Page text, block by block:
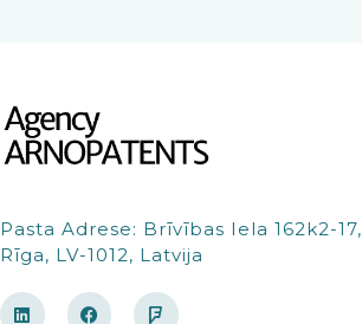
Pasta Adrese: Brīvības Iela 162k2-17,
Rīga, LV-1012, Latvija
L
i
F
a
F
o